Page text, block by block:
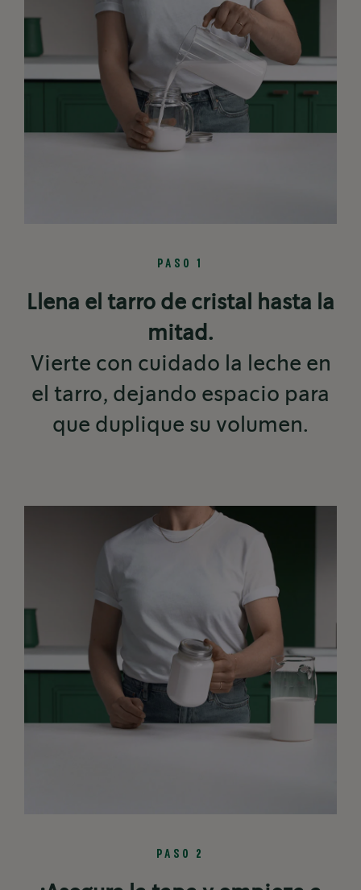
PASO 1
Llena el tarro de cristal hasta la
mitad.
Vierte con cuidado la leche en
el tarro, dejando espacio para
que duplique su volumen.
PASO 2